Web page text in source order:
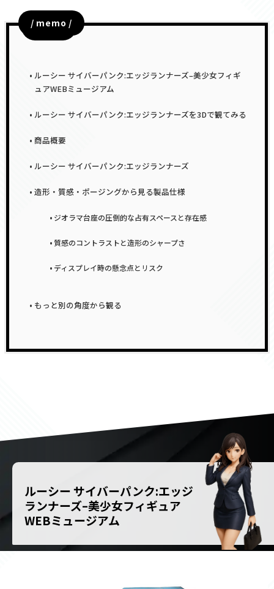
目次
ルーシー サイバーパンク:エッジランナーズ–美少女フィギ
ュアWEBミュージアム
ルーシー サイバーパンク:エッジランナーズを3Dで観てみる
商品概要
ルーシー サイバーパンク:エッジランナーズ
造形・質感・ポージングから見る製品仕様
ジオラマ台座の圧倒的な占有スペースと存在感
質感のコントラストと造形のシャープさ
ディスプレイ時の懸念点とリスク
もっと別の角度から観る
ルーシー サイバーパンク:エッジ
ランナーズ–美少女フィギュア
WEBミュージアム
/ memo /